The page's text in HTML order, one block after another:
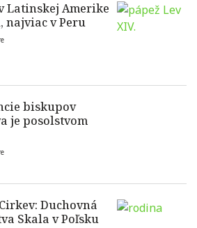
Latinskej Amerike
najviac v Peru
biskupov
je posolstvom
Duchovná
Skala v Poľsku